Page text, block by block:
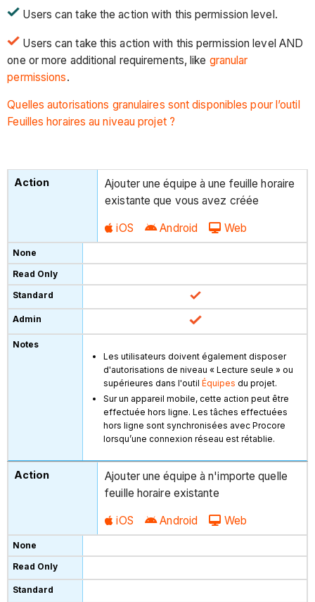
Users can take the action with this permission level.
Users can take this action with this permission level AND
one or more additional requirements, like granular
permissions.
Quelles autorisations granulaires sont disponibles pour l’outil
Feuilles horaires au niveau projet ?
Ajouter une équipe à une feuille horaire
existante que vous avez créée
iOS Android Web
Les utilisateurs doivent également disposer
d'autorisations de niveau « Lecture seule » ou
supérieures dans l'outilÉquipes du projet.
Sur un appareil mobile, cette action peut être
effectuée hors ligne. Les tâches effectuées
hors ligne sont synchronisées avec Procore
lorsqu’une connexion réseau est rétablie.
Ajouter une équipe à n'importe quelle
feuille horaire existante
iOS Android Web